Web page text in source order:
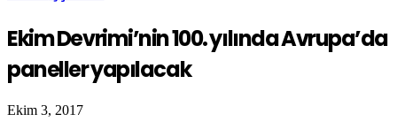
Ekim Devrimi’nin 100. yılında Avrupa’da
paneller yapılacak
Ekim 3, 2017